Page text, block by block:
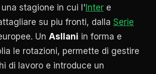
stagione in cui l' Inter e
su piu fronti, dalla Serie
Un Asllani in forma e
le rotazioni, permette di gestire
di lavoro e introduce un